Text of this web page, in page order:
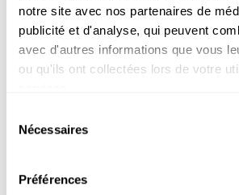
notre site avec nos partenaires de
publicité et d'analyse, qui peuvent
avec d'autres informations que vous
ou qu'ils ont collectées lors de votre
Nécessaires
Préférences
Superficie :180 m²
Capacité :
Cocktail : 200